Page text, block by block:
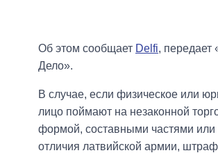
Об этом сообщает Delfi, передает
Дело».
В случае, если физическое или
лицо поймают на незаконной
формой, составными частями или
отличия латвийской армии,